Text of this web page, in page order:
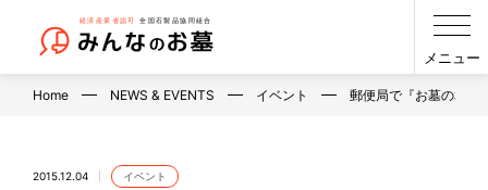
メニュー
Home NEWS & EVENTS イベント 郵便局で『お墓の相談
2015.12.04 イベント